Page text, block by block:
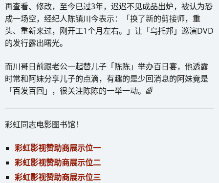
再查看、修改，至今已过3年，迟迟不见成品出炉，被认为恐
成一场空，经纪人陈镇川今表示：「换了新的剪接师，重
头、重新来过，刚开工1个月左右。」让「乌托邦」巡演DVD
的发行露出曙光。
而川哥日前跟老公一起替儿子「陈陈」举办百日宴，他透露
时常和阿妹分享儿子的点滴，有趣的是少回消息的阿妹竟是
「百发百回」，很关注陈陈的一举一动。🌈
彩虹同志电影图书馆！
彩虹影视赞助商展示位一
彩虹影视赞助商展示位二
彩虹影视赞助商展示位三